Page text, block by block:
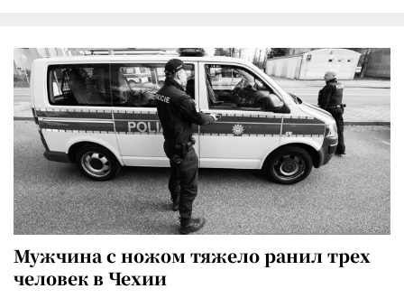
Мужчина с ножом тяжело ранил трех
человек в Чехии